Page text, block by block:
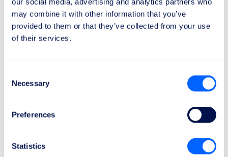
may combine it with other information that you’ve
provided to them or that they’ve collected from your use
of their services.
Selection
Necessary
Preferences
Statistics
consente di arrivare a destinazione con un ritardo
minimo rispetto all'orario di arrivo previsto del volo
originariamente prenotato.
Ricordati sempre che chiedere il risarcimento
non ti obbliga a rinunciare al rimborso del tuo
261/2004 dell'Unione Europea. Questi due
richiesti indipendentemente l'uno dall'altro, a